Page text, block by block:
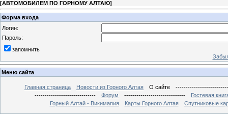
[АВТОМОБИЛЕМ ПО ГОРНОМУ АЛТАЮ]
Форма входа
Логин:
Пароль:
запомнить
Меню сайта
Главная страница Новости из Горного Алтая О сайте
------------------------------
Форум ------------------------------
Гостевая
Горный Алтай - Викимапия
Карты Горного Алтая Спутниковые